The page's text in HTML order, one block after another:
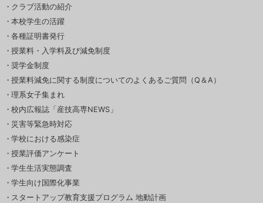
クラブ活動の紹介
本校学生の活躍
各種証明書発行
授業料・入学料及び減免制度
奨学金制度
授業料減免に関する制度についてのよくあるご質問（Q＆A）
理系女子集まれ
校内広報誌「産技高専NEWS」
災害等緊急時対応
学校における感染症
授業評価アンケート
学生生活実態調査
学生向け国際化事業
スタートアップ教育支援プログラム 地動計画